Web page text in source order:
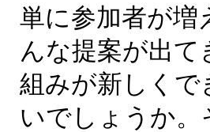
単に参加者が増
んな提案が出
組みが新しく
いでしょうか